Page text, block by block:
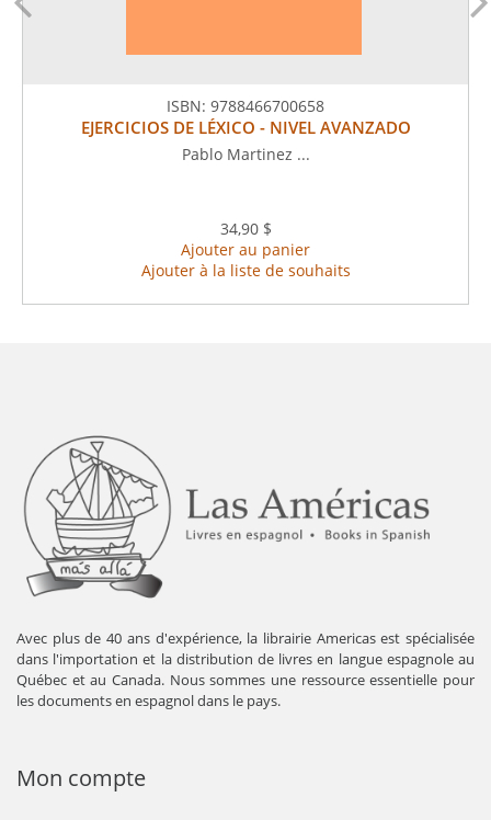
ISBN: 9788466700658
EJERCICIOS DE LÉXICO - NIVEL AVANZADO
Pablo Martinez ...
34,90 $
Ajouter au panier
Ajouter à la liste de souhaits
Avec plus de 40 ans d'expérience, la librairie Americas est spécialisée
dans l'importation et la distribution de livres en langue espagnole au
Québec et au Canada. Nous sommes une ressource essentielle pour
les documents en espagnol dans le pays.
Mon compte